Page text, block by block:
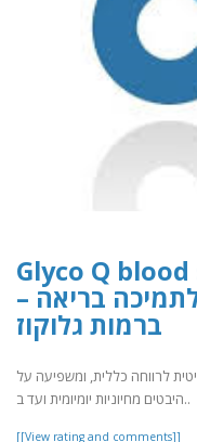
Glyco Q
– פורמולת בריאות יומית לתמיכה בריאה
ברמות גלוקוז
לרווחה כללית, ומשפיעה על
היבטים מחיוניות יומיומית ועד ב..
[[View rating and comments]]